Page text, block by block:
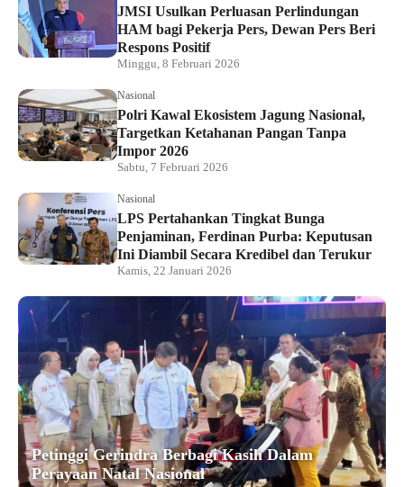
JMSI Usulkan Perluasan Perlindungan
HAM bagi Pekerja Pers, Dewan Pers Beri
Respons Positif
Minggu, 8 Februari 2026
Nasional
Polri Kawal Ekosistem Jagung Nasional,
Targetkan Ketahanan Pangan Tanpa
Impor 2026
Sabtu, 7 Februari 2026
Nasional
LPS Pertahankan Tingkat Bunga
Penjaminan, Ferdinan Purba: Keputusan
Ini Diambil Secara Kredibel dan Terukur
Kamis, 22 Januari 2026
Petinggi Gerindra Berbagi Kasih Dalam
Perayaan Natal Nasional